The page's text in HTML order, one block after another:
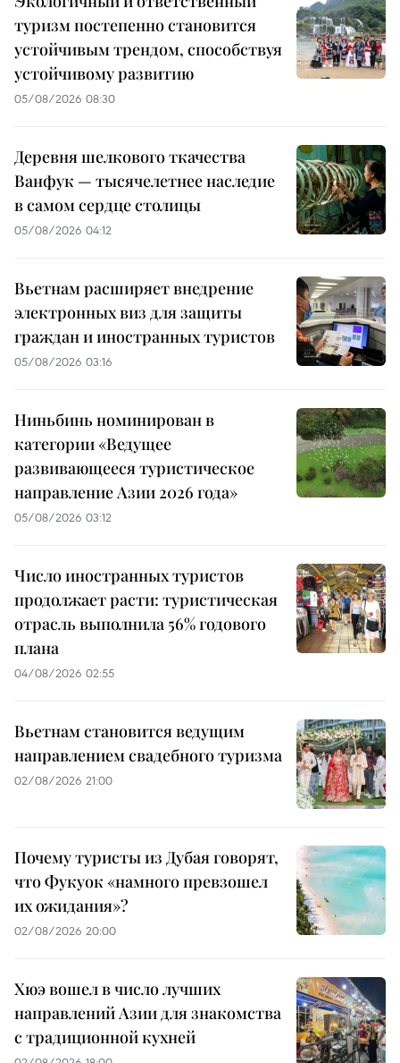
туризм постепенно становится
устойчивым трендом, способствуя
устойчивому развитию
05/08/2026 08:30
Деревня шелкового ткачества
Ванфук — тысячелетнее наследие
в самом сердце столицы
05/08/2026 04:12
Вьетнам расширяет внедрение
электронных виз для защиты
граждан и иностранных туристов
05/08/2026 03:16
Ниньбинь номинирован в
категории «Ведущее
развивающееся туристическое
направление Азии 2026 года»
05/08/2026 03:12
Число иностранных туристов
продолжает расти: туристическая
отрасль выполнила 56% годового
плана
04/08/2026 02:55
Вьетнам становится ведущим
направлением свадебного туризма
02/08/2026 21:00
Почему туристы из Дубая говорят,
что Фукуок «намного превзошел
их ожидания»?
02/08/2026 20:00
Хюэ вошел в число лучших
направлений Азии для знакомства
с традиционной кухней